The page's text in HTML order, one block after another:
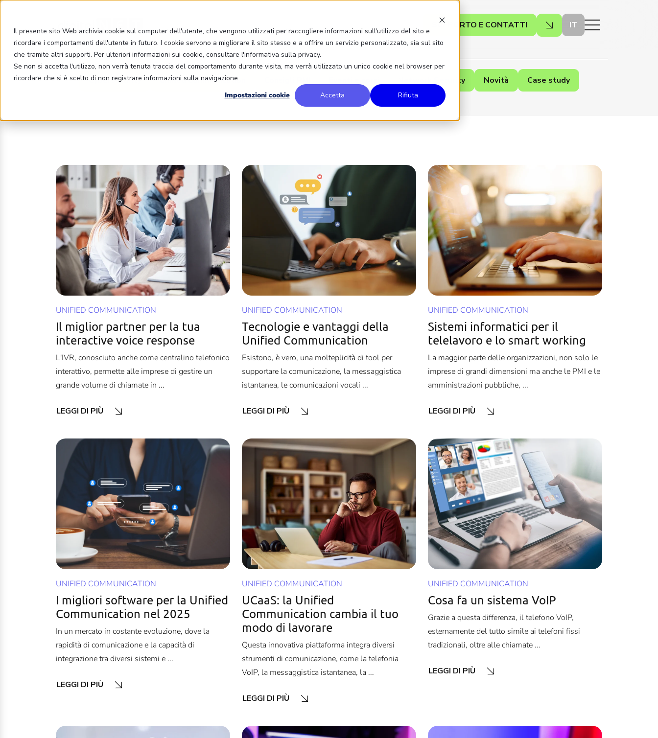
Il presente sito Web archivia cookie sul computer dell'utente, che vengono utilizzati per raccogliere informazioni sull'utilizzo del sito e
ricordare i comportamenti dell'utente in futuro. I cookie servono a migliorare il sito stesso e a offrire un servizio personalizzato, sia sul sito
che tramite altri supporti. Per ulteriori informazioni sui cookie, consultare l'informativa sulla privacy.
Se non si accetta l'utilizzo, non verrà tenuta traccia del comportamento durante visita, ma verrà utilizzato un unico cookie nel browser per
ricordare che si è scelto di non registrare informazioni sulla navigazione.
Impostazioni cookie
Accetta Rifiuta
SUPPORTO E CONTATTI IT
Cybersecurity Unified Communication Network Security Novità Case study
UNIFIED COMMUNICATION
Il miglior partner per la tua
interactive voice response
L'IVR, conosciuto anche come centralino telefonico
interattivo, permette alle imprese di gestire un
grande volume di chiamate in ...
LEGGI DI PIÙ
UNIFIED COMMUNICATION
Tecnologie e vantaggi della
Unified Communication
Esistono, è vero, una molteplicità di tool per
supportare la comunicazione, la messaggistica
istantanea, le comunicazioni vocali ...
LEGGI DI PIÙ
UNIFIED COMMUNICATION
Sistemi informatici per il
telelavoro e lo smart working
La maggior parte delle organizzazioni, non solo le
imprese di grandi dimensioni ma anche le PMI e le
amministrazioni pubbliche, ...
LEGGI DI PIÙ
UNIFIED COMMUNICATION
I migliori software per la Unified
Communication nel 2025
In un mercato in costante evoluzione, dove la
rapidità di comunicazione e la capacità di
integrazione tra diversi sistemi e ...
LEGGI DI PIÙ
UNIFIED COMMUNICATION
UCaaS: la Unified
Communication cambia il tuo
modo di lavorare
Questa innovativa piattaforma integra diversi
strumenti di comunicazione, come la telefonia
VoIP, la messaggistica istantanea, la ...
LEGGI DI PIÙ
UNIFIED COMMUNICATION
Cosa fa un sistema VoIP
Grazie a questa differenza, il telefono VoIP,
esternamente del tutto simile ai telefoni fissi
tradizionali, oltre alle chiamate ...
LEGGI DI PIÙ